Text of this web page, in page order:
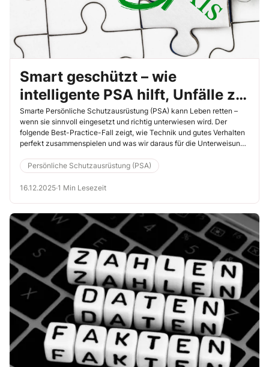
Smart geschützt – wie
intelligente PSA hilft, Unfälle zu
verhindern
Smarte Persönliche Schutzausrüstung (PSA) kann Leben retten –
wenn sie sinnvoll eingesetzt und richtig unterwiesen wird. Der
folgende Best-Practice-Fall zeigt, wie Technik und gutes Verhalten
perfekt zusammenspielen und was wir daraus für die Unterweisung
Persönliche Schutzausrüstung (PSA)
16.12.2025·1 Min Lesezeit